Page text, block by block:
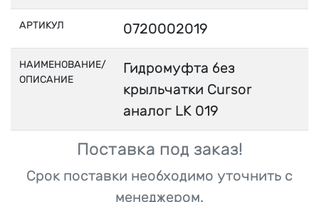
АРТИКУЛ 0720002019
НАИМЕНОВАНИЕ/
ОПИСАНИЕ
Гидромуфта без
крыльчатки Cursor
аналог LK 019
Поставка под заказ!
Срок поставки необходимо уточнить с
менеджером.